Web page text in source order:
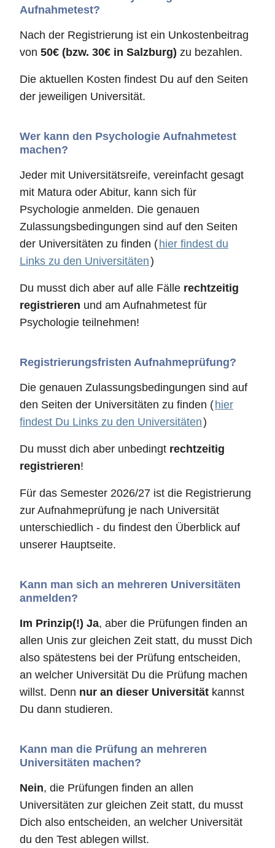
Aufnahmetest?
Nach der Registrierung ist ein Unkostenbeitrag
von 50€ (bzw. 30€ in Salzburg) zu bezahlen.
Die aktuellen Kosten findest Du auf den Seiten
der jeweiligen Universität.
Wer kann den Psychologie Aufnahmetest
machen?
Jeder mit Universitätsreife, vereinfacht gesagt
mit Matura oder Abitur, kann sich für
Psychologie anmelden. Die genauen
Zulassungsbedingungen sind auf den Seiten
der Universitäten zu finden ( hier findest du
Links zu den Universitäten)
Du musst dich aber auf alle Fälle rechtzeitig
registrieren und am Aufnahmetest für
Psychologie teilnehmen!
Registrierungsfristen Aufnahmeprüfung?
Die genauen Zulassungsbedingungen sind auf
den Seiten der Universitäten zu finden ( hier
findest Du Links zu den Universitäten)
Du musst dich aber unbedingt rechtzeitig
registrieren!
Für das Semester 2026/27 ist die Registrierung
zur Aufnahmeprüfung je nach Universität
unterschiedlich - du findest den Überblick auf
unserer Hauptseite.
Kann man sich an mehreren Universitäten
anmelden?
Im Prinzip(!) Ja, aber die Prüfungen finden an
allen Unis zur gleichen Zeit statt, du musst Dich
also spätestens bei der Prüfung entscheiden,
an welcher Universität Du die Prüfung machen
willst. Denn nur an dieser Universität kannst
Du dann studieren.
Kann man die Prüfung an mehreren
Universitäten machen?
Nein, die Prüfungen finden an allen
Universitäten zur gleichen Zeit statt, du musst
Dich also entscheiden, an welcher Universität
du den Test ablegen willst.